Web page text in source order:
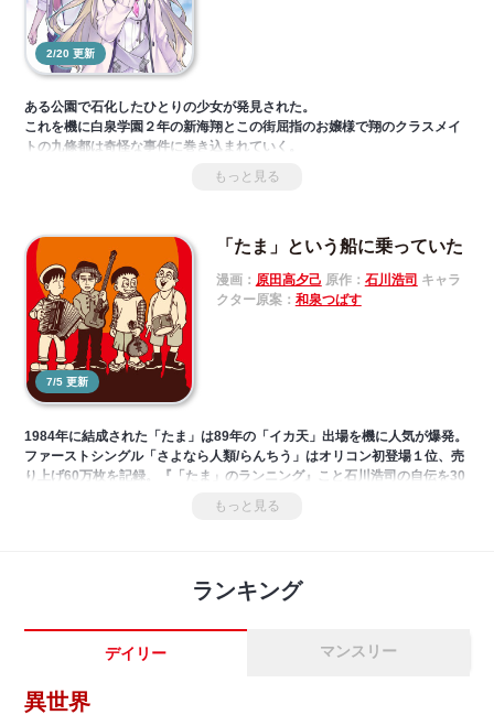
2/20 更新
ある公園で石化したひとりの少女が発見された。
これを機に白泉学園２年の新海翔とこの街屈指のお嬢様で翔のクラスメイ
トの九條都は奇怪な事件に巻き込まれていく。
その影には異能に目覚めた少年少女達の姿が。
超人気ゲーム『9-nine-』を完全コミカライズ！
もっと見る
7/5 更新
「たま」という船に乗っていた
漫画： 原田高夕己 原作： 石川浩司 キャラ
クター原案： 和泉つばす
1984年に結成された「たま」は89年の「イカ天」出場を機に人気が爆発。
ファーストシングル「さよなら人類/らんちう」はオリコン初登場１位、売
り上げ60万枚を記録。『「たま」のランニング』こと石川浩司の自伝を30
年以上一日も欠かさず「たま」の事を考え続けている原田高夕己が本書初
出の新エピソードも追加し漫画化した「たま」の歴史完全版!「さよなら人
もっと見る
ランキング
デイリー マンスリー
異世界